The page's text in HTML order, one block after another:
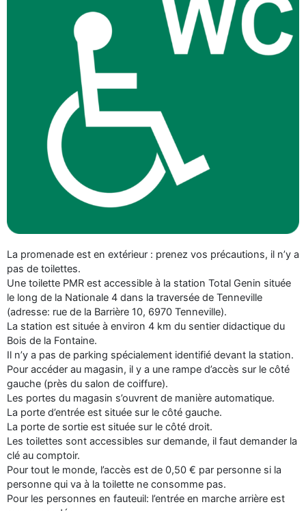
La promenade est en extérieur : prenez vos précautions, il n’y a
pas de toilettes.
Une toilette PMR est accessible à la station Total Genin située
le long de la Nationale 4 dans la traversée de Tenneville
(adresse: rue de la Barrière 10, 6970 Tenneville).
La station est située à environ 4 km du sentier didactique du
Bois de la Fontaine.
Il n’y a pas de parking spécialement identifié devant la station.
Pour accéder au magasin, il y a une rampe d’accès sur le côté
gauche (près du salon de coiffure).
Les portes du magasin s’ouvrent de manière automatique.
La porte d’entrée est située sur le côté gauche.
La porte de sortie est située sur le côté droit.
Les toilettes sont accessibles sur demande, il faut demander la
clé au comptoir.
Pour tout le monde, l’accès est de 0,50 € par personne si la
personne qui va à la toilette ne consomme pas.
Pour les personnes en fauteuil: l’entrée en marche arrière est